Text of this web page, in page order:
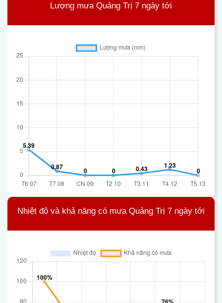
Lượng mưa Quảng Trị 7 ngày tới
Nhiệt độ và khả năng có mưa Quảng Trị 7 ngày tới